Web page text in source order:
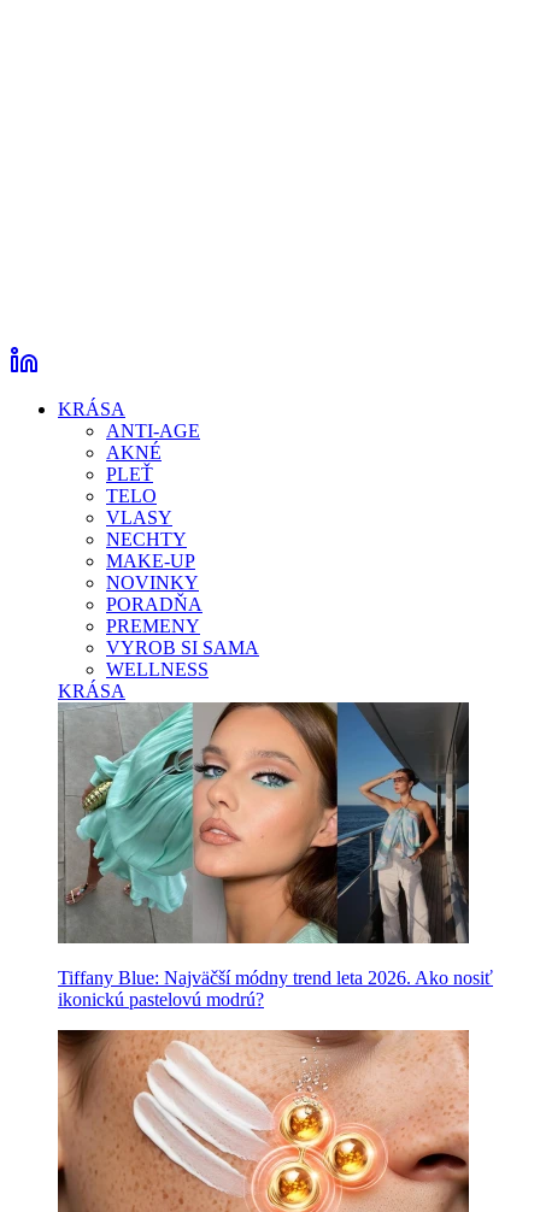
KRÁSA
ANTI-AGE
AKNÉ
PLEŤ
TELO
VLASY
NECHTY
MAKE-UP
NOVINKY
PORADŇA
PREMENY
VYROB SI SAMA
WELLNESS
KRÁSA
Tiffany Blue: Najväčší módny trend leta 2026. Ako nosiť
ikonickú pastelovú modrú?